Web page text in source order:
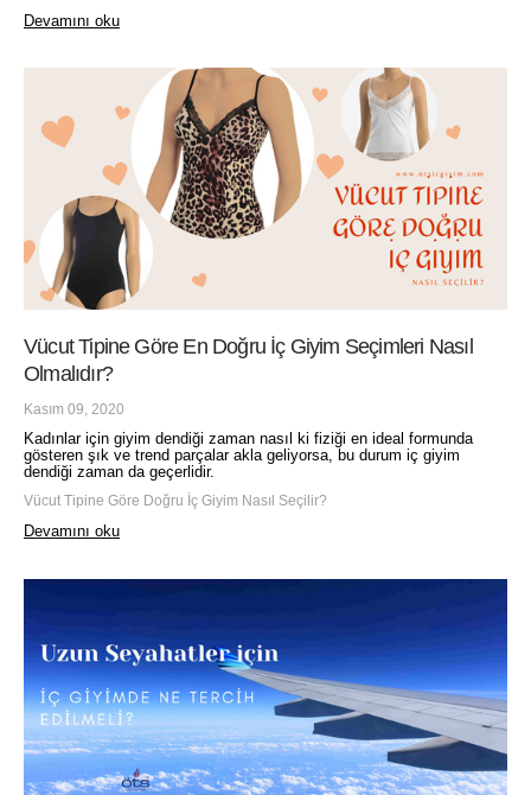
Devamını oku
Vücut Tipine Göre En Doğru İç Giyim Seçimleri Nasıl
Olmalıdır?
Kasım 09, 2020
Kadınlar için giyim dendiği zaman nasıl ki fiziği en ideal formunda
gösteren şık ve trend parçalar akla geliyorsa, bu durum iç giyim
dendiği zaman da geçerlidir.
Vücut Tipine Göre Doğru İç Giyim Nasıl Seçilir?
Devamını oku